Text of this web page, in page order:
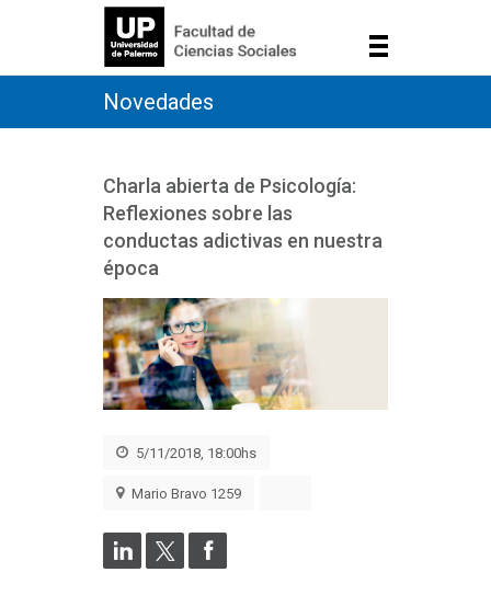
Novedades
Charla abierta de Psicología:
Reflexiones sobre las
conductas adictivas en nuestra
época
5/11/2018, 18:00hs
Mario Bravo 1259